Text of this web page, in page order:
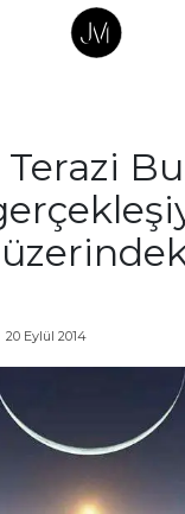
Terazi
20 Eylül 2014